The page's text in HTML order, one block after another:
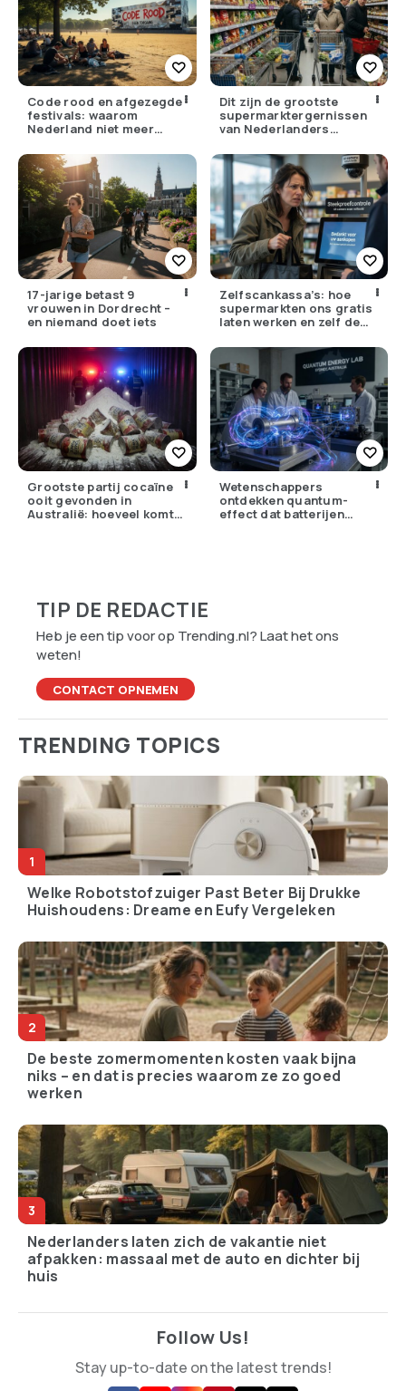
Code rood en afgezegde
festivals: waarom
Nederland niet meer
Dit zijn de grootste
supermarktergernissen
van Nederlanders
17-jarige betast 9
vrouwen in Dordrecht –
en niemand doet iets
Zelfscankassa’s: hoe
supermarkten ons gratis
laten werken en zelf de
Grootste partij cocaïne
ooit gevonden in
Australië: hoeveel komt
Wetenschappers
ontdekken quantum-
effect dat batterijen
TIP DE REDACTIE
Heb je een tip voor op Trending.nl? Laat het ons
weten!
CONTACT OPNEMEN
TRENDING TOPICS
Welke Robotstofzuiger Past Beter Bij Drukke
Huishoudens: Dreame en Eufy Vergeleken
De beste zomermomenten kosten vaak bijna
niks – en dat is precies waarom ze zo goed
werken
Nederlanders laten zich de vakantie niet
afpakken: massaal met de auto en dichter bij
huis
Follow Us!
Stay up-to-date on the latest trends!